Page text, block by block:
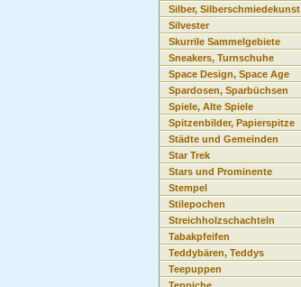
Silber, Silberschmiedekunst
Silvester
Skurrile Sammelgebiete
Sneakers, Turnschuhe
Space Design, Space Age
Spardosen, Sparbüchsen
Spiele, Alte Spiele
Spitzenbilder, Papierspitze
Städte und Gemeinden
Star Trek
Stars und Prominente
Stempel
Stilepochen
Streichholzschachteln
Tabakpfeifen
Teddybären, Teddys
Teepuppen